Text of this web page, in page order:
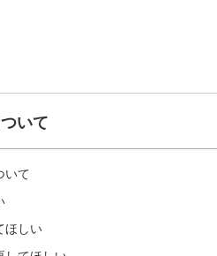
いて
いて
ほしい